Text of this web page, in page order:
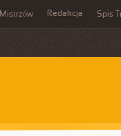
Mistrzów Redakcja Spis